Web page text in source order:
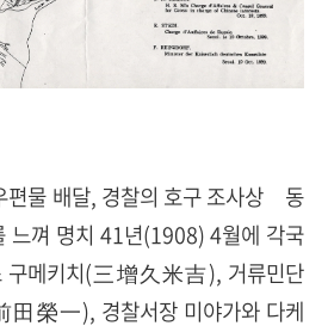
편물 배달, 경찰의 호구 조사상 동
느껴 명치 41년(1908) 4월에 각국
구메키치(三增久米吉), 거류민단
田榮一), 경찰서장 미야가와 다케